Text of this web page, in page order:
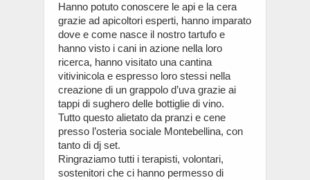
Hanno potuto conoscere le api e la cera
grazie ad apicoltori esperti, hanno imparato
dove e come nasce il nostro tartufo e
hanno visto i cani in azione nella loro
ricerca, hanno visitato una cantina
vitivinicola e espresso loro stessi nella
creazione di un grappolo d’uva grazie ai
tappi di sughero delle bottiglie di vino.
Tutto questo alietato da pranzi e cene
presso l’osteria sociale Montebellina, con
tanto di dj set.
Ringraziamo tutti i terapisti, volontari,
sostenitori che ci hanno permesso di